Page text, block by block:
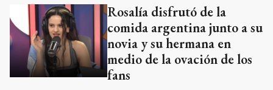
Rosalía disfrutó de la
comida argentina junto a su
novia y su hermana en
medio de la ovación de los
fans